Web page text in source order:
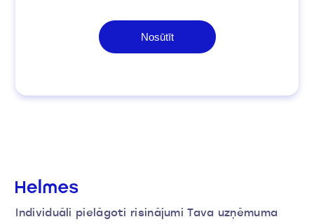
Individuāli pielāgoti risinājumi Tava uzņēmuma